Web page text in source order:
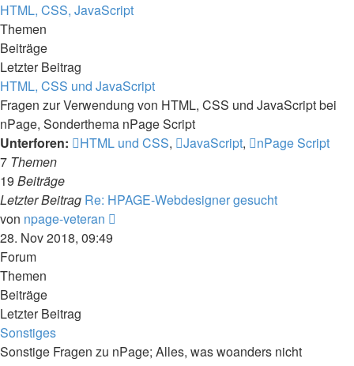
HTML, CSS, JavaScript
Themen
Beiträge
Letzter Beitrag
HTML, CSS und JavaScript
Fragen zur Verwendung von HTML, CSS und JavaScript bei
nPage, Sonderthema nPage Script
Unterforen:
HTML und CSS, JavaScript,
nPage Script
7 Themen
19 Beiträge
Letzter Beitrag Re: HPAGE-Webdesigner gesucht
von npage-veteran
28. Nov 2018, 09:49
Forum
Themen
Beiträge
Letzter Beitrag
Sonstiges
Sonstige Fragen zu nPage; Alles, was woanders nicht